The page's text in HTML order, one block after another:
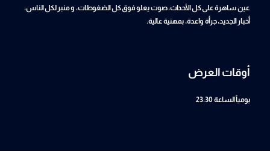
عين ساهرة على كل الأحداث، صوت يعلو فوق كل الضغوطات، و منبر لكل الناس،
أخبار الجديد، جرأة واعدة، بمهنية عالية.
أوقات العرض
يومياًالساعة 23:30